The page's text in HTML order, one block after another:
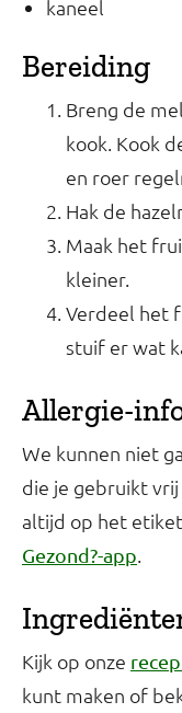
kaneel
Bereiding
Breng de
kook. Kook
en roer
Hak de
Maak het
kleiner.
Verdeel het
stuif er wat
Allergie-
We kunnen niet
die je gebruikt vrij
altijd op het
Gezond?-app
Kijk op onze
kunt maken of